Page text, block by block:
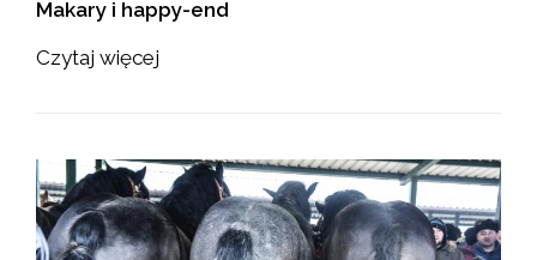
Makary i happy-end
Czytaj więcej